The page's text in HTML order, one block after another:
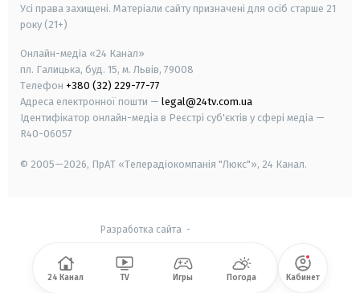
Усі права захищені. Матеріали сайту призначені для осіб старше 21
року (21+)
Онлайн-медіа «24 Канал»
пл. Галицька, буд. 15, м. Львів, 79008
Телефон +380 (32) 229-77-77
Адреса електронної пошти — legal@24tv.com.ua
Ідентифікатор онлайн-медіа в Реєстрі суб'єктів у сфері медіа —
R40-06057
© 2005—2026, ПрАТ «Телерадіокомпанія "Люкс"», 24 Канал.
Разработка сайта -
24 Канал TV Игры Погода Кабинет